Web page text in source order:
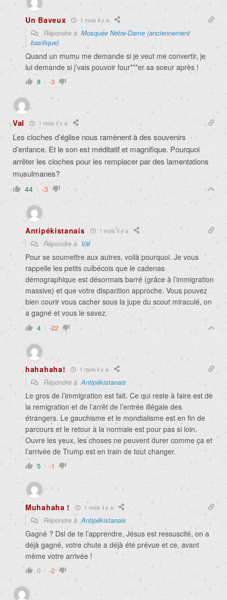
Un Baveux 1 mois il y a
Répondre à Mosquée Notre-Dame (anciennement
basilique)
Quand un mumu me demande si je veut me convertir, je
lui demande si j’vais pouvoir four***er sa soeur après !
8 -3
Val 1 mois il y a
Les cloches d’église nous ramènent à des souvenirs
d’enfance. Et le son est méditatif et magnifique. Pourquoi
arrêter les cloches pour les remplacer par des lamentations
musulmanes?
44 -3
Antipékistanais 1 mois il y a
Répondre à Val
Pour se soumettre aux autres, voilà pourquoi. Je vous
rappelle les petits culbécois que le cadenas
démographique est désormais barré (grâce à l’immigration
massive) et que votre disparition approche. Vous pouvez
bien courir vous cacher sous la jupe du scout miraculé, on
a gagné et vous le savez.
4 -22
hahahaha! 1 mois il y a
Répondre àAntipékistanais
Le gros de l’immigration est fait. Ce qui reste à faire est de
la remigration et de l’arrêt de l’entrée illégale des
étrangers. Le gauchisme et le mondialisme est en fin de
parcours et le retour à la normale est pour pas si loin.
Ouvre les yeux, les choses ne peuvent durer comme ça et
l’arrivée de Trump est en train de tout changer.
5 -1
Muhahaha ! 1 mois il y a
Répondre àAntipékistanais
Gagné ? Dsl de te l’apprendre, Jésus est ressuscité, on a
déjà gagné, votre chute a déjà été prévue et ce, avant
même votre arrivée !
0 -2